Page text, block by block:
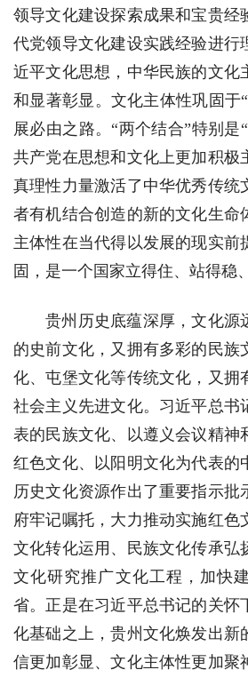
领导文化建设探索成果和宝贵经
代党领导文化建设实践经验进行
近平文化思想，中华民族的文化
和显著彰显。文化主体性巩固于
展必由之路。“两个结合”特别是
共产党在思想和文化上更加积极
真理性力量激活了中华优秀传统
者有机结合创造的新的文化生命
主体性在当代得以发展的现实前
固，是一个国家立得住、站得稳
贵州历史底蕴深厚，文化源
的史前文化，又拥有多彩的民族
化、屯堡文化等传统文化，又拥
社会主义先进文化。习近平总书
表的民族文化、以遵义会议精神
红色文化、以阳明文化为代表的
历史文化资源作出了重要指示批
府牢记嘱托，大力推动实施红色
文化转化运用、民族文化传承弘
文化研究推广文化工程，加快
省。正是在习近平总书记的关怀
化基础之上，贵州文化焕发出新
信更加彰显、文化主体性更加聚